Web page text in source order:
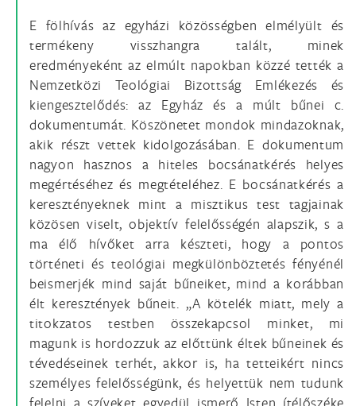
E fölhívás az egyházi közösségben elmélyült és
termékeny visszhangra talált, minek
eredményeként az elmúlt napokban közzé tették a
Nemzetközi Teológiai Bizottság Emlékezés és
kiengesztelődés: az Egyház és a múlt bűnei c.
dokumentumát. Köszönetet mondok mindazoknak,
akik részt vettek kidolgozásában. E dokumentum
nagyon hasznos a hiteles bocsánatkérés helyes
megértéséhez és megtételéhez. E bocsánatkérés a
keresztényeknek mint a misztikus test tagjainak
közösen viselt, objektív felelősségén alapszik, s a
ma élő hívőket arra készteti, hogy a pontos
történeti és teológiai megkülönböztetés fényénél
beismerjék mind saját bűneiket, mind a korábban
élt keresztények bűneit. „A kötelék miatt, mely a
titokzatos testben összekapcsol minket, mi
magunk is hordozzuk az előttünk éltek bűneinek és
tévedéseinek terhét, akkor is, ha tetteikért nincs
személyes felelősségünk, és helyettük nem tudunk